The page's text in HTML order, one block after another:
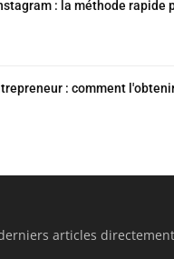
: la méthode rapide
: comment
articles